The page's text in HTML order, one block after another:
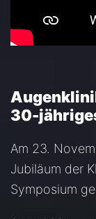
30-
Am 23.
Jubiläum der
Symposium